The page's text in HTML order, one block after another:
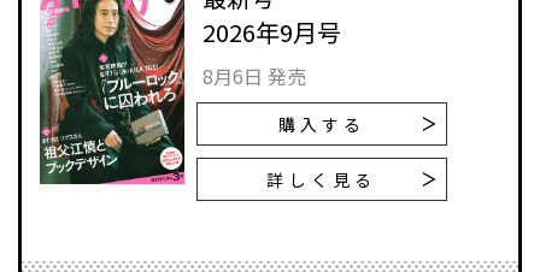
2026年9月号
8月6日 発売
購入する
詳しく見る